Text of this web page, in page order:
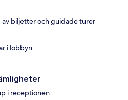
biljetter och guidade turer
i lobbyn
i receptionen